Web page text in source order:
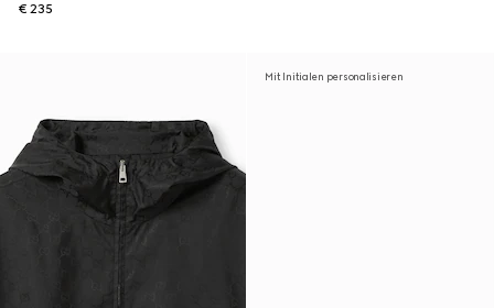
€ 235
Mit Initialen personalisieren